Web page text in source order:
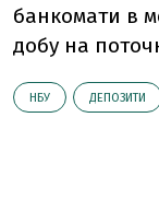
банкомати в
добу на
НБУ ДЕПОЗИТИ